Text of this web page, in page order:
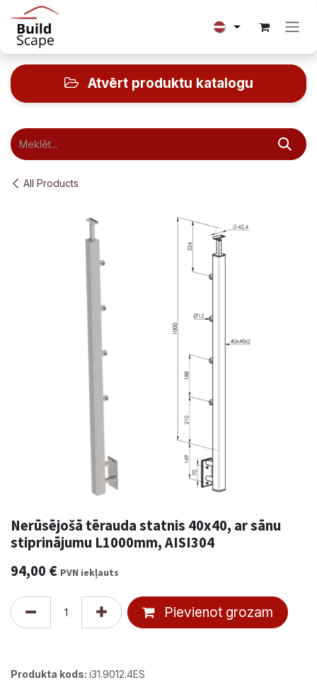
Skip to Content
Atvērt produktu katalogu
All Products
Nerūsējošā tērauda statnis 40x40, ar sānu
stiprinājumu L1000mm, AISI304
94,00 € PVN iekļauts
Pievienot grozam
Produkta kods: i31.9012.4ES